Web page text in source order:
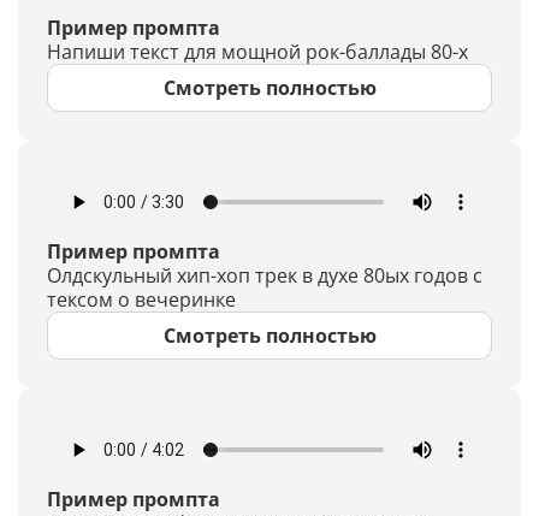
Пример промпта
Напиши текст для мощной рок-баллады 80-х
Смотреть полностью
Пример промпта
Олдскульный хип-хоп трек в духе 80ых годов с
тексом о вечеринке
Смотреть полностью
Пример промпта